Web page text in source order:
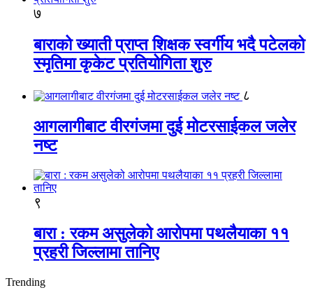
७
बाराको ख्याती प्राप्त शिक्षक स्वर्गीय भदै पटेलको
स्मृतिमा कृकेट प्रतियोगिता शुरु
८
आगलागीबाट वीरगंजमा दुई मोटरसाईकल जलेर
नष्ट
९
बारा : रकम असुलेको आरोपमा पथलैयाका ११
प्रहरी जिल्लामा तानिए
Trending